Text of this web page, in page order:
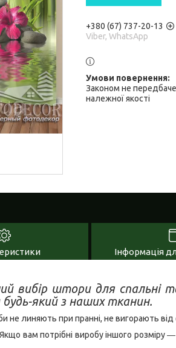
+380 (67) 737-20-13
Viber, WhatsApp
Законом не
належної якості
Інформація
вибір штори для спальні
який з наших тканин.
линяють при пранні, не вигорають від
вам потрібні виробу іншого розміру